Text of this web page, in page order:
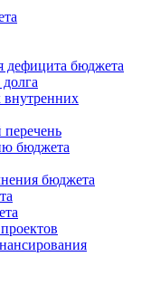
дефицита бюджета
бюджета
бюджета